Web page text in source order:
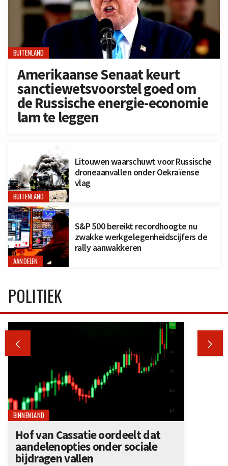
BUITENLAND
Amerikaanse Senaat keurt
sanctiewetsvoorstel goed om
de Russische energie-economie
lam te leggen
BUITENLAND
Litouwen waarschuwt voor Russische
droneaanvallen onder Oekraïense
vlag
AANDELEN
S&P 500 bereikt recordhoogte nu
zwakke werkgelegenheidscijfers de
rally aanwakkeren
POLITIEK
 
BINNENLAND
Hof van Cassatie oordeelt dat
aandelenopties onder sociale
bijdragen vallen